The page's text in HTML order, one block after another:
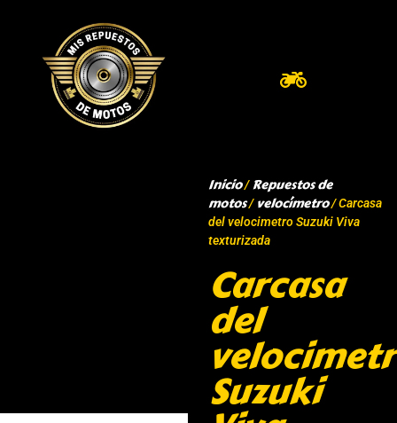
Inicio/Repuestos de
motos/ velocímetro/ Carcasa
del velocimetro Suzuki Viva
texturizada
Carcasa
del
Suzuki